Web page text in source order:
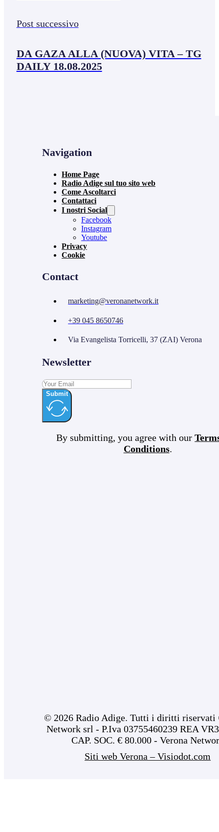
Post successivo
DA GAZA ALLA (NUOVA) VITA – TG
DAILY 18.08.2025
Navigation
Home Page
Radio Adige sul tuo sito web
Come Ascoltarci
Contattaci
I nostri Social
Facebook
Instagram
Youtube
Privacy
Cookie
Contact
marketing@veronanetwork.it
+39 045 8650746
Via Evangelista Torricelli, 37 (ZAI) Verona
Newsletter
Submit
By submitting, you agree with our
Conditions.
© 2026 Radio Adige. Tutti i diritti riservati
Network srl - P.Iva 03755460239 REA
CAP. SOC. € 80.000 - Verona
Siti web Verona – Visiodot.com